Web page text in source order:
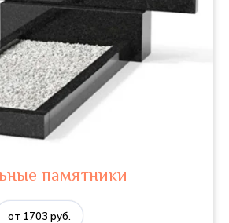
памятники
от 1703 руб.